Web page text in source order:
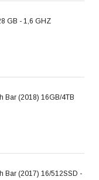
GB - 1,6 GHZ
Bar (2018) 16GB/4TB
Bar (2017) 16/512SSD -